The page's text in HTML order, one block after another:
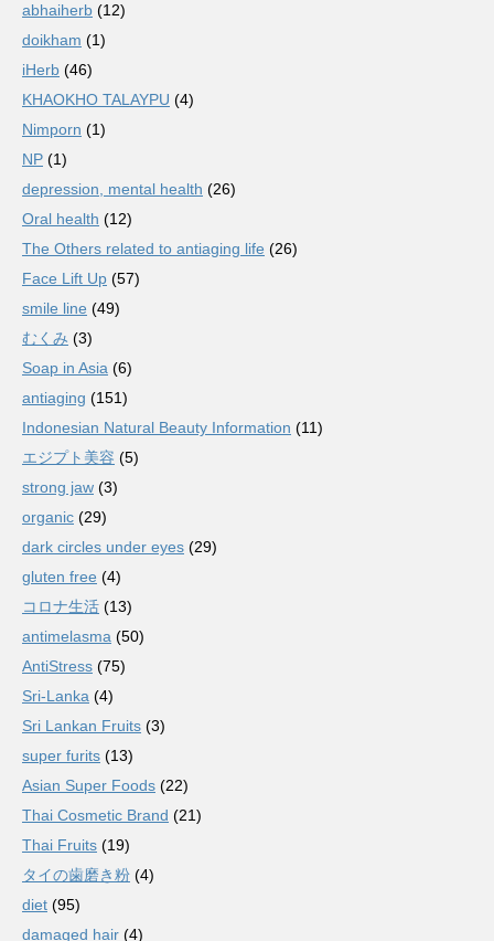
abhaiherb (12)
doikham (1)
iHerb (46)
KHAOKHO TALAYPU (4)
Nimporn (1)
NP (1)
depression, mental health (26)
Oral health (12)
The Others related to antiaging life (26)
Face Lift Up (57)
smile line (49)
むくみ (3)
Soap in Asia (6)
antiaging (151)
Indonesian Natural Beauty Information (11)
エジプト美容 (5)
strong jaw (3)
organic (29)
dark circles under eyes (29)
gluten free (4)
コロナ生活 (13)
antimelasma (50)
AntiStress (75)
Sri-Lanka (4)
Sri Lankan Fruits (3)
super furits (13)
Asian Super Foods (22)
Thai Cosmetic Brand (21)
Thai Fruits (19)
タイの歯磨き粉 (4)
diet (95)
damaged hair (4)